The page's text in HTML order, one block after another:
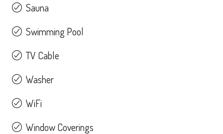
Sauna
Swimming Pool
TV Cable
Washer
WiFi
Window Coverings